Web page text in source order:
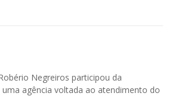
Negreiros participou da
agência voltada ao atendimento do